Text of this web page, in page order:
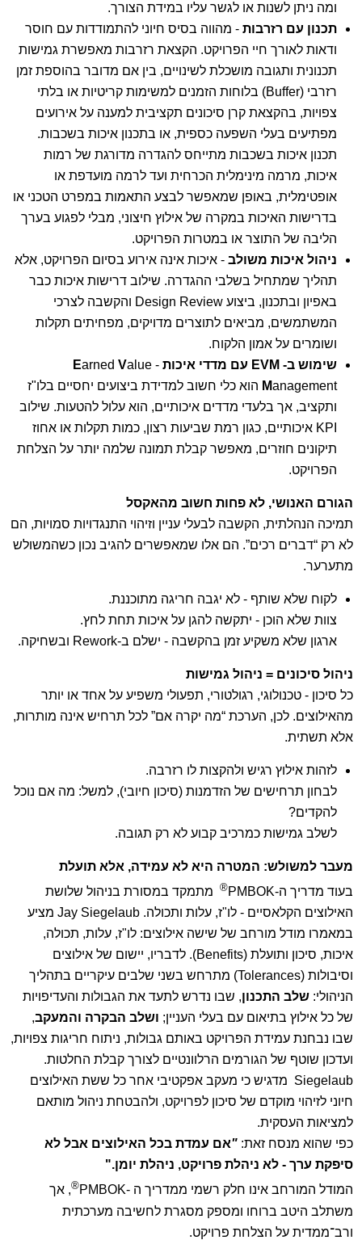
ומה ניתן לשנות או לגשר עליו במידת הצורך.
תכנון עם רזרבות- מהווה בסיס חיוני להתמודדות עם חוסר
ודאות לאורך חיי הפרויקט. הקצאת רזרבות מאפשרת גמישות
תכנונית ותגובה מושכלת לשינויים, בין אם מדובר בהוספת זמן
רזרבי (Buffer) בלוחות הזמנים למשימות קריטיות או בלתי
צפויות, בהקצאת קרן סיכונים תקציבית למענה על אירועים
מפתיעים בעלי השפעה כספית, או בתכנון איכות בשכבות.
תכנון איכות בשכבות מתייחס להגדרה מדורגת של רמות
איכות, מרמה מינימלית הכרחית ועד לרמה מועדפת או
אופטימלית, באופן שמאפשר לבצע התאמות במפרט הטכני או
בדרישות האיכות במקרה של אילוץ חיצוני, מבלי לפגוע בערך
הליבה של התוצר או במטרות הפרויקט.
ניהול איכות משולב - איכות אינה אירוע בסיום הפרויקט, אלא
תהליך שמתחיל בשלבי ההגדרה. שילוב דרישות איכות כבר
באפיון ובתכנון, ביצוע Design Review והקשבה לצרכי
המשתמשים, מביאים לתוצרים מדויקים, מפחיתים תקלות
ושומרים על אמון הלקוח.
שימוש ב-
EVM עם מדדי איכות -
Earned Value
M anagement הוא כלי חשוב למדידת ביצועים יחסיים בלו"ז
ותקציב, אך בלעדי מדדים איכותיים, הוא עלול להטעות. שילוב
KPI איכותיים, כגון רמת שביעות רצון, כמות תקלות או אחוז
תיקונים חוזרים, מאפשר קבלת תמונה שלמה יותר על הצלחת
הפרויקט.
הגורם האנושי, לא פחות חשוב מהאקסל
תמיכה הנהלתית, הקשבה לבעלי עניין וזיהוי התנגדויות סמויות, הם
לא רק “דברים רכים”. הם אלו שמאפשרים להגיב נכון כשהמשולש
מתערער.
לקוח שלא שותף - לא יגבה חריגה מתוכננת.
צוות שלא הוכן - יתקשה להגן על איכות תחת לחץ.
ארגון שלא משקיע זמן בהקשבה - ישלם ב-Rework ובשחיקה.
ניהול סיכונים = ניהול גמישות
כל סיכון - טכנולוגי, רגולטורי, תפעולי משפיע על אחד או יותר
מהאילוצים. לכן, הערכת “מה יקרה אם” לכל תרחיש אינה מותרות,
אלא תשתית.
לזהות אילוץ רגיש ולהקצות לו רזרבה.
לבחון תרחישים של הזדמנות (סיכון חיובי), למשל: מה אם נוכל
להקדים?
לשלב גמישות כמרכיב קבוע לא רק תגובה.
מעבר למשולש: המטרה היא לא עמידה, אלא תועלת
בעוד מדריך ה-PMBOK
® מתמקד במסורת בניהול שלושת
האילוצים הקלאסיים - לו"ז, עלות ותכולה. Jay Siegelaub מציע
במאמרו מודל מורחב של שישה אילוצים: לו"ז, עלות, תכולה,
איכות, סיכון ותועלת (Benefits). לדבריו, יישום של אילוצים
וסיבולות (Tolerances) מתרחש בשני שלבים עיקריים בתהליך
הניהולי:שלב התכנון, שבו נדרש לתעד את הגבולות והעדיפויות
של כל אילוץ בתיאום עם בעלי העניין; ושלב הבקרה והמעקב,
שבו נבחנת עמידת הפרויקט באותם גבולות, ניתוח חריגות צפויות,
ועדכון שוטף של הגורמים הרלוונטיים לצורך קבלת החלטות.
Siegelaub מדגיש כי מעקב אפקטיבי אחר כל ששת האילוצים
חיוני לזיהוי מוקדם של סיכון לפרויקט, ולהבטחת ניהול מותאם
למציאות העסקית.
כפי שהוא מנסח זאת: "אם עמדת בכל האילוצים אבל לא
סיפקת ערך - לא ניהלת פרויקט, ניהלת יומן."
המודל המורחב אינו חלק רשמי ממדריך ה -PMBOK
®, אך
משתלב היטב ברוחו ומספק מסגרת לחשיבה מערכתית
ורב־ממדית על הצלחת פרויקט.